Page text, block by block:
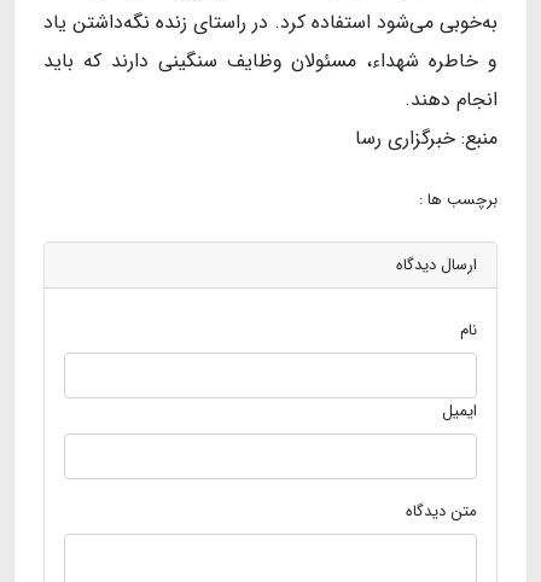
به‌خوبی می‌شود استفاده کرد. در راستای زنده نگه‌داشتن یاد
و خاطره شهداء، مسئولان وظایف سنگینی دارند که باید
انجام دهند.
منبع: خبرگزاری رسا
برچسب ها :
ارسال دیدگاه
نام
ایمیل
متن دیدگاه